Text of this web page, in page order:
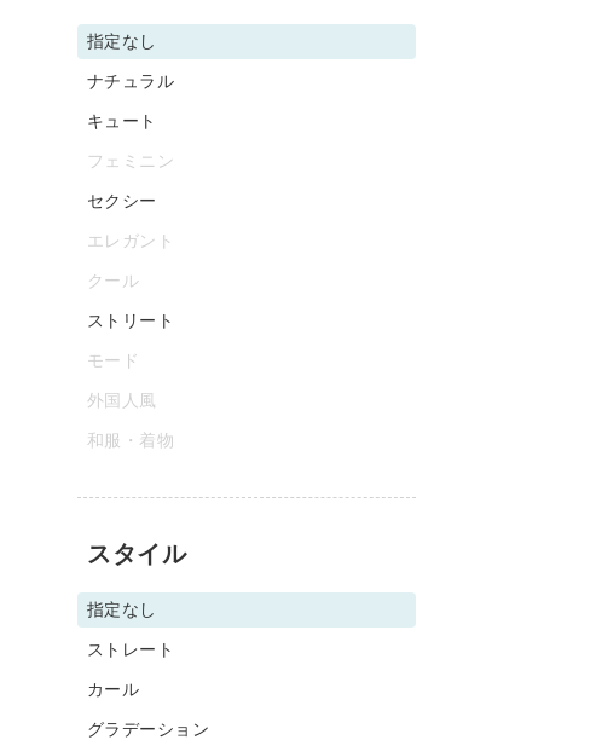
指定なし
ナチュラル
キュート
フェミニン
セクシー
エレガント
クール
ストリート
モード
外国人風
和服・着物
スタイル
指定なし
ストレート
カール
グラデーション